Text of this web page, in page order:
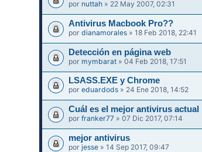
por nuttah » 22 May 2007, 02:31
Antivirus Macbook Pro??
pordianamorales » 18 Feb 2018, 22:41
Detección en página web
por mymbarat » 04 Feb 2018, 17:51
LSASS.EXE y Chrome
poreduardods » 24 Ene 2018, 14:52
Cuál es el mejor antivirus actual
porfranker77 » 07 Dic 2017, 07:14
mejor antivirus
porjesse » 14 Sep 2017, 09:47